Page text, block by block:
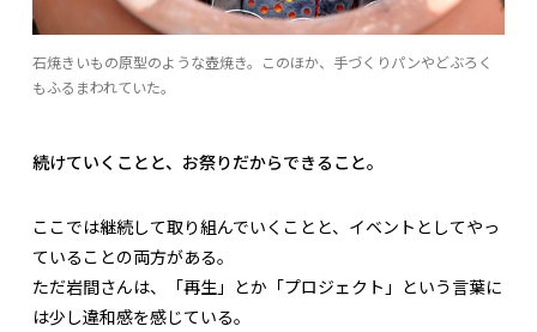
石焼きいもの原型のような壺焼き。このほか、手づくりパンやどぶろく
もふるまわれていた。
続けていくことと、お祭りだからできること。
ここでは継続して取り組んでいくことと、イベントとしてやっ
ていることの両方がある。
ただ岩間さんは、「再生」とか「プロジェクト」という言葉に
は少し違和感を感じている。